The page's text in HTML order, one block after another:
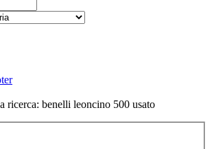
ricerca: benelli leoncino 500 usato